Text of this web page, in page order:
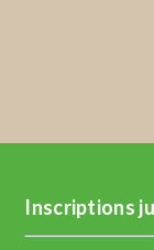
Inscriptions